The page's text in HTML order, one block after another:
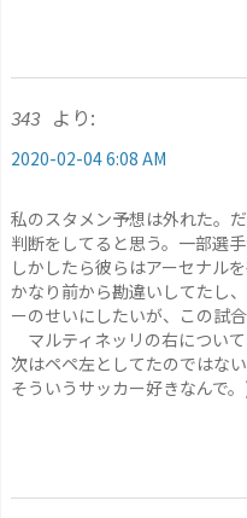
343 より:
2020-02-04 6:08 AM
私のスタメン予想は外れた。
判断をしてると思う。一部選
しかしたら彼らはアーセナル
かなり前から勘違いしてたし
ーのせいにしたいが、この試
マルティネッリの右につい
次はペペ左としてたのではな
そういうサッカー好きなんで